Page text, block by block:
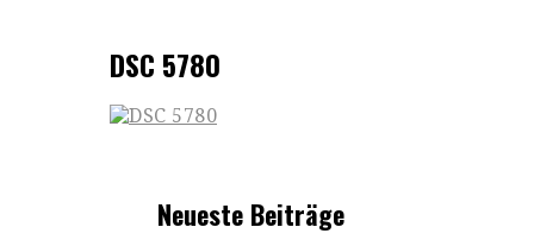
DSC 5780
Neueste Beiträge